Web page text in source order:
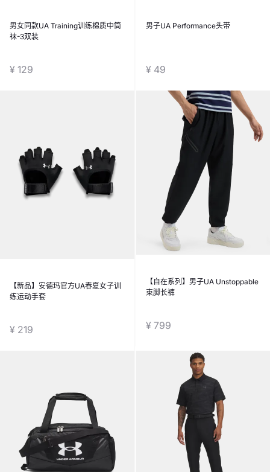
男女同款UA Training训练棉质中筒
袜-3双装
¥ 129
男子UA Performance头带
¥ 49
【新品】安德玛官方UA春夏女子训
练运动手套
¥ 219
【自在系列】男子UA Unstoppable
束脚长裤
¥ 799